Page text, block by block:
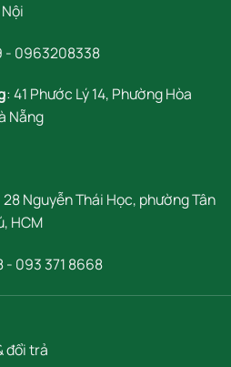
- 0963208338
: 41 Phước Lý 14, Phường Hòa
Nẵng
28 Nguyễn Thái Học, phường Tân
HCM
- 093 371 8668
đổi trả